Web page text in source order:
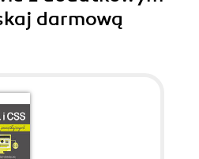
darmową